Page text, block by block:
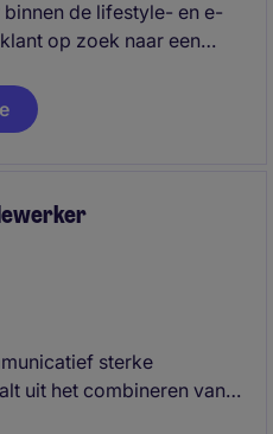
de lifestyle- en e-
op zoek naar een
zorg je voor een vlotte,
service.
sterke
uit het combineren van